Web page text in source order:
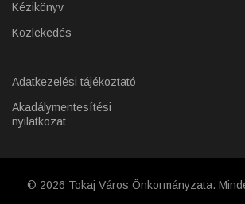
Kézikönyv
Közlekedés
Adatkezelési tájékoztató
Akadálymentesítési
nyilatkozat
© 2026 Tokaj Város Önkormányzata.